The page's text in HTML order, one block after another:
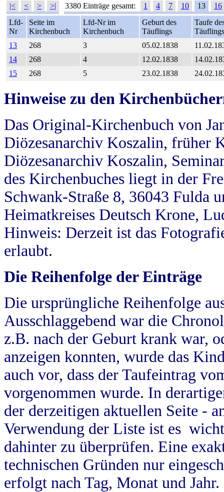
|< < > >| 3380 Einträge gesamt: 1 4 7 10 13
16
Lfd-
Nr
Seite im
Kirchenbuch
Lfd-Nr im
Kirchenbuch
Geburt des
Täuflings
Taufe
Täuflings
13
268 3 05.02.1838
14
268 4 12.02.1838
15
268 5 23.02.1838
Hinweise zu den
Das Original-Kirchenbuch von
Diözesanarchiv Koszalin, früher
Diözesanarchiv Koszalin,
des Kirchenbuches liegt in der
Schwank-Straße 8, 36043 Fulda
Heimatkreises Deutsch Krone,
Hinweis: Derzeit ist das
erlaubt.
Die Reihenfolge der Einträge
Die ursprüngliche Reihenfolge
Ausschlaggebend war die
z.B. nach der Geburt krank war,
anzeigen konnten, wurde das
auch vor, dass der Taufeintrag
vorgenommen wurde. In
der derzeitigen aktuellen Seite -
Verwendung der Liste ist es
dahinter zu überprüfen. Eine
technischen Gründen nur
erfolgt nach Tag, Monat und Jahr.